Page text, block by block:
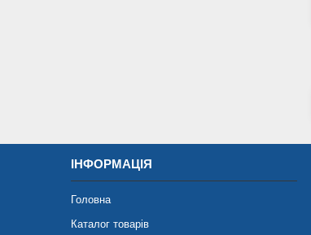
ІНФОРМАЦІЯ
Головна
Каталог товарів